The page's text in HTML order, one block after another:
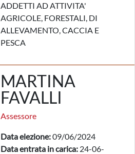
ADDETTI AD ATTIVITA'
AGRICOLE, FORESTALI, DI
ALLEVAMENTO, CACCIA E
PESCA
MARTINA
FAVALLI
Assessore
Data elezione:09/06/2024
Data entrata in carica: 24-06-